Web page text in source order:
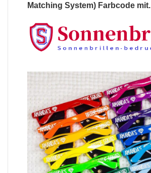
Matching System) Farbcode mit.